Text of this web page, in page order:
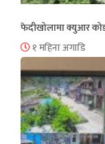
फेदीखोलामा क्युआर
१ महिना अगाडि